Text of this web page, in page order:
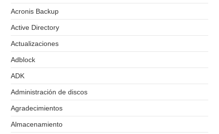
Acronis Backup
Active Directory
Actualizaciones
Adblock
ADK
Administración de discos
Agradecimientos
Almacenamiento